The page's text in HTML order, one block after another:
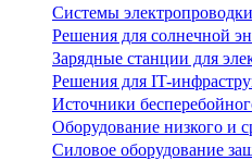
Системы
Решения для солнечной
Зарядные станции для
Решения для IT-
Источники
Оборудование низкого и
Силовое оборудование